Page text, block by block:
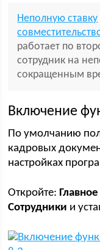
Неполную ставку
работает по
сотрудник на
сокращенным
Включение
По умолчанию
кадровых
настройках
Откройте:
Сотрудники и